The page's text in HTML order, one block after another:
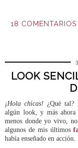
18 COMENTARIOS
LOOK
¡Hola chicas! ¿Qué tal?
algún look, y más
menos donde yo vivo,
algunos de mis últimos
había enseñado en acción.